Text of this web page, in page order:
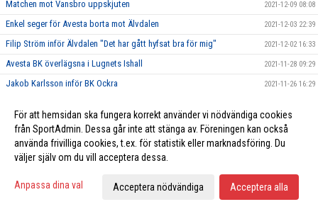
Matchen mot Vansbro uppskjuten 2021-12-09 08:08
Enkel seger för Avesta borta mot Älvdalen 2021-12-03 22:39
Filip Ström inför Älvdalen "Det har gått hyfsat bra för mig" 2021-12-02 16:33
Avesta BK överlägsna i Lugnets Ishall 2021-11-28 09:29
Jakob Karlsson inför BK Ockra 2021-11-26 16:29
Isak Rundblad inför Hedemora: "Det är en match vi bör vinna" 2021-11-18 16:06
Avesta imponerade i segern mot Björbo 2021-11-12 22:32
Stefan Lundqvist inför Björbo
Mörk kväll i Tegera Arena 2021-11-06 13:13
2021-11-04 20:42
För att hemsidan ska fungera korrekt använder vi nödvändiga cookies
från SportAdmin. Dessa går inte att stänga av. Föreningen kan också
använda frivilliga cookies, t.ex. för statistik eller marknadsföring. Du
väljer själv om du vill acceptera dessa.
Anpassa dina val Acceptera nödvändiga Acceptera alla